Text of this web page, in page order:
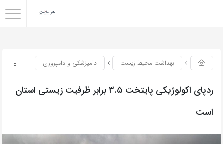
0 بهداشت محیط زیست دامپزشکی و دامپروری
ردپای اکولوژیکی پایتخت ۳.۵ برابر ظرفیت زیستی استان
است